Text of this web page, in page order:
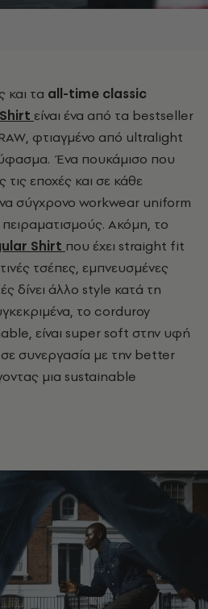
και τα all-time classic
είναι ένα από τα bestseller
φτιαγμένο από ultralight
ύφασμα. Ένα πουκάμισο που
εποχές και σε κάθε
σύγχρονο workwear uniform
Ακόμη, το
Shirt που έχει straight fit
τσέπες, εμπνευσμένες
δίνει άλλο style κατά τη
το corduroy
είναι super soft στην υφή
σε συνεργασία με την better
μια sustainable